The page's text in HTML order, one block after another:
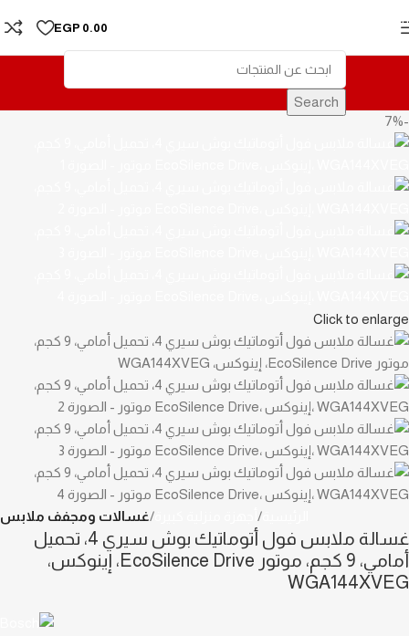
Skip to navigation
EGP 0.00
Search
-7%
Click to enlarge
غسالات ومجفف ملابس
غسالة ملابس فول أتوماتيك بوش سيري 4، تحميل
أمامي، 9 كجم، موتور EcoSilence Drive، إينوكس،
WGA144XVEG